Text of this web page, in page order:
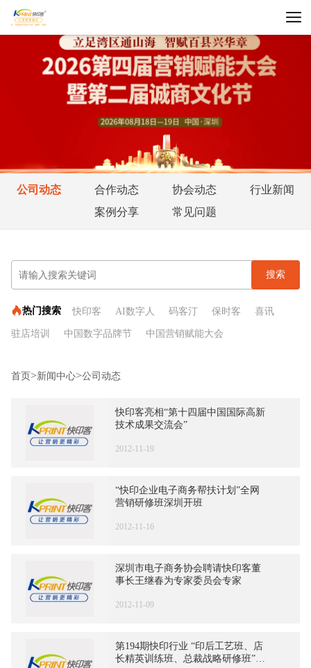
公司动态 合作动态 协会动态
行业新闻
案例分享
常见问题
首页>新闻中心>公司动态
快印客亮相“第十四届中国国际高新
技术成果交流会”
2012-11-19
“快印企业电子商务帮扶计划”全网
营销研修班深圳开班
2012-11-16
深圳市电子商务协会聘请快印客董
事长王继春为专家委员会专家
2012-11-09
第194期快印行业 “印后工艺班、店
长精英训练班、总裁战略研修班”开
搜索
热门搜索 快印客 AI数字人 码客汀 保时客 喜讯
驻店培训 中国数字品牌节 中国营销赋能大会
万水千商